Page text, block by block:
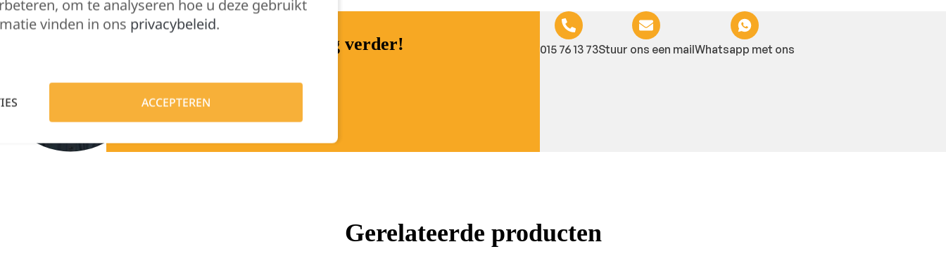
Hulp nodig?
Lennert helpt je graag verder! 015 76 13 73Stuur ons een mailWhatsapp met ons
Gerelateerde producten
om te analyseren hoe u deze gebruikt
vinden in ons privacybeleid.
ACCEPTEREN